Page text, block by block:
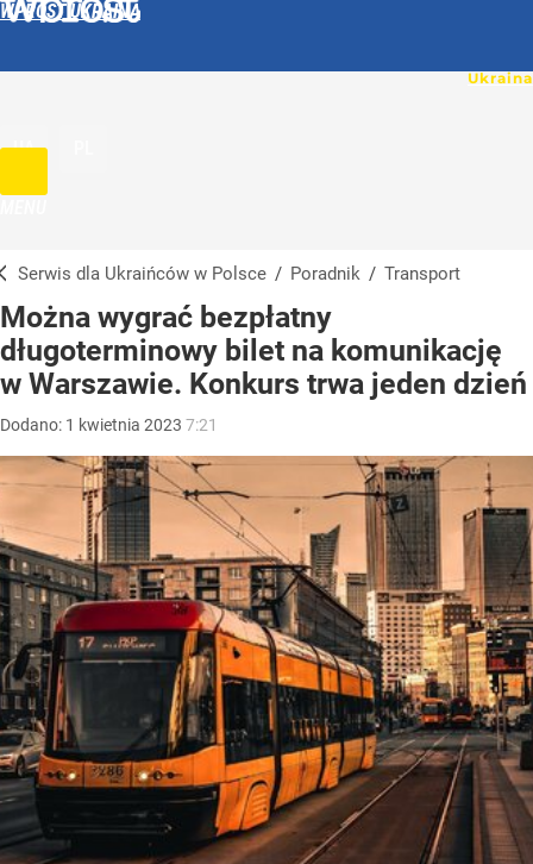
WPROST UKRAINA
UA
Serwis dla Ukraińców w Polsce / Poradnik / Transport
Można wygrać bezpłatny
długoterminowy bilet na komunikację
w Warszawie. Konkurs trwa jeden dzień
Dodano: 1 kwietnia 2023 7:21